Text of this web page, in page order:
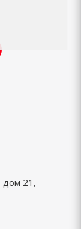
дом 21,